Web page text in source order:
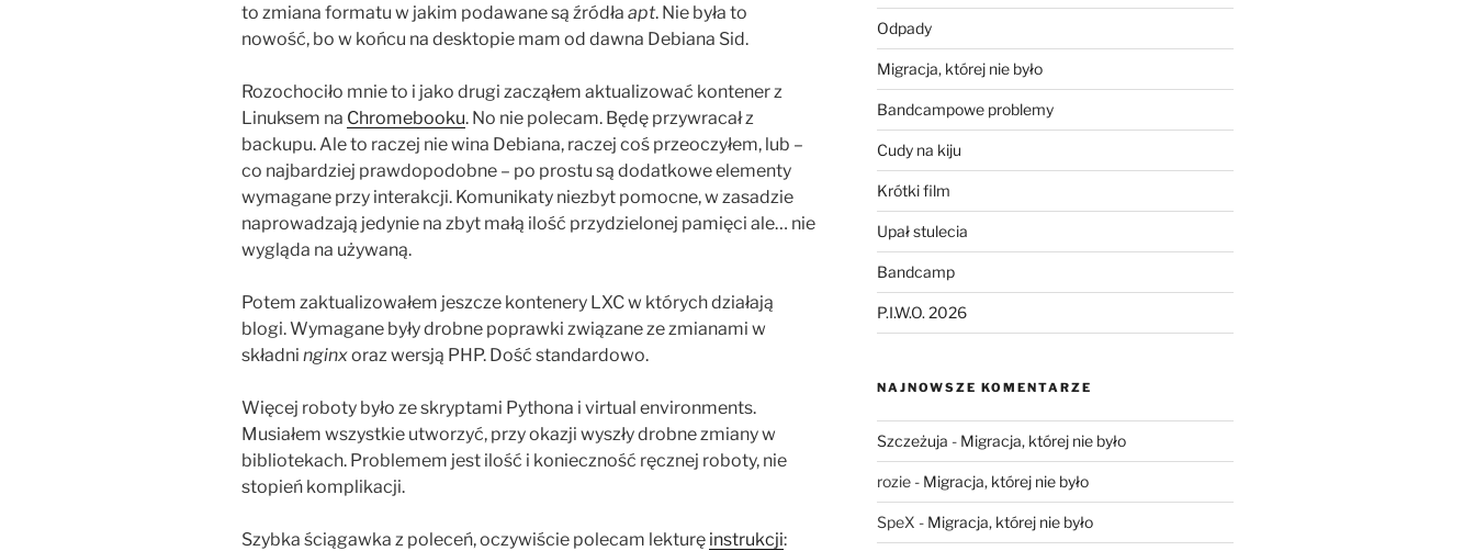
to zmiana formatu w jakim podawane są źródła apt. Nie była to
nowość, bo w końcu na desktopie mam od dawna Debiana Sid.
Rozochociło mnie to i jako drugi zacząłem aktualizować kontener z
Linuksem na Chromebooku. No nie polecam. Będę przywracał z
backupu. Ale to raczej nie wina Debiana, raczej coś przeoczyłem, lub –
co najbardziej prawdopodobne – po prostu są dodatkowe elementy
wymagane przy interakcji. Komunikaty niezbyt pomocne, w zasadzie
naprowadzają jedynie na zbyt małą ilość przydzielonej pamięci ale… nie
wygląda na używaną.
Potem zaktualizowałem jeszcze kontenery LXC w których działają
blogi. Wymagane były drobne poprawki związane ze zmianami w
składni nginxoraz wersją PHP. Dość standardowo.
Więcej roboty było ze skryptami Pythona i virtual environments.
Musiałem wszystkie utworzyć, przy okazji wyszły drobne zmiany w
bibliotekach. Problemem jest ilość i konieczność ręcznej roboty, nie
stopień komplikacji.
Szybka ściągawka z poleceń, oczywiście polecam lekturę instrukcji:
Odpady
Migracja, której nie było
Bandcampowe problemy
Cudy na kiju
Krótki film
Upał stulecia
Bandcamp
P.I.W.O. 2026
NAJNOWSZE KOMENTARZE
Szczeżuja - Migracja, której nie było
rozie- Migracja, której nie było
SpeX - Migracja, której nie było